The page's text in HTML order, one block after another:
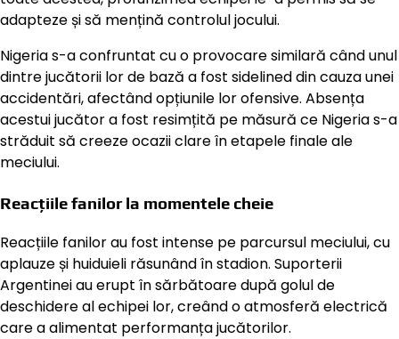
adapteze și să mențină controlul jocului.
Nigeria s-a confruntat cu o provocare similară când unul
dintre jucătorii lor de bază a fost sidelined din cauza unei
accidentări, afectând opțiunile lor ofensive. Absența
acestui jucător a fost resimțită pe măsură ce Nigeria s-a
străduit să creeze ocazii clare în etapele finale ale
meciului.
Reacțiile fanilor la momentele cheie
Reacțiile fanilor au fost intense pe parcursul meciului, cu
aplauze și huiduieli răsunând în stadion. Suporterii
Argentinei au erupt în sărbătoare după golul de
deschidere al echipei lor, creând o atmosferă electrică
care a alimentat performanța jucătorilor.